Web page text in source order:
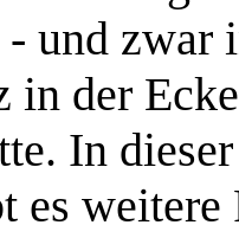
- und zwar
in der
In
es weitere